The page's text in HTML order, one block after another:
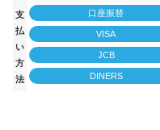
支
払
い
方
法
口座振替
VISA
JCB
DINERS